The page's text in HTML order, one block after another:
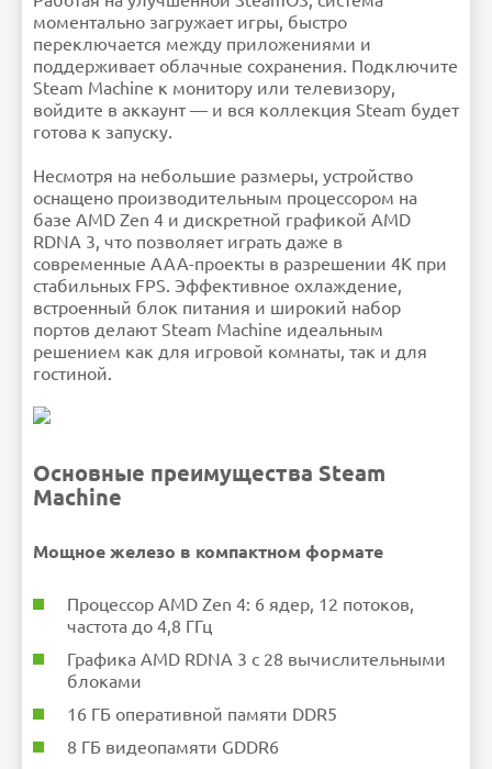
моментально загружает игры, быстро
переключается между приложениями и
поддерживает облачные сохранения. Подключите
Steam Machine к монитору или телевизору,
войдите в аккаунт — и вся коллекция Steam будет
готова к запуску.
Несмотря на небольшие размеры, устройство
оснащено производительным процессором на
базе AMD Zen 4 и дискретной графикой AMD
RDNA 3, что позволяет играть даже в
современные AAA-проекты в разрешении 4K при
стабильных FPS. Эффективное охлаждение,
встроенный блок питания и широкий набор
портов делают Steam Machine идеальным
решением как для игровой комнаты, так и для
гостиной.
Основные преимущества Steam
Machine
Мощное железо в компактном формате
Процессор AMD Zen 4: 6 ядер, 12 потоков,
частота до 4,8 ГГц
Графика AMD RDNA 3 с 28 вычислительными
блоками
16 ГБ оперативной памяти DDR5
8 ГБ видеопамяти GDDR6